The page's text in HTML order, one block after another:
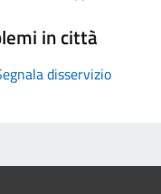
in città
disservizio